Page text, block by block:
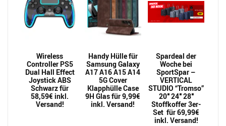
Wireless
Controller PS5
Dual Hall Effect
Joystick ABS
Schwarz für
58,59€ inkl.
Versand!
Handy Hülle für
Samsung Galaxy
A17 A16 A15 A14
5G Cover
Klapphülle Case
9H Glas für 9,99€
inkl. Versand!
Spardeal der
Woche bei
SportSpar –
VERTICAL
STUDIO “Tromso”
20″ 24″ 28″
Stoffkoffer 3er-
Set für 69,99€
inkl. Versand!